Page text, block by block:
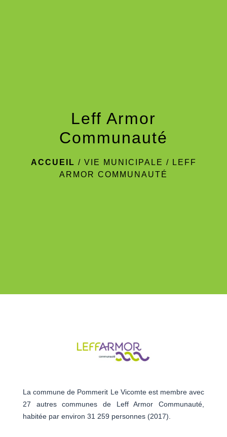
Leff Armor
Communauté
ACCUEIL / VIE MUNICIPALE / LEFF
ARMOR COMMUNAUTÉ
La commune de Pommerit Le Vicomte est membre avec
27 autres communes de Leff Armor Communauté,
habitée par environ 31 259 personnes (2017).